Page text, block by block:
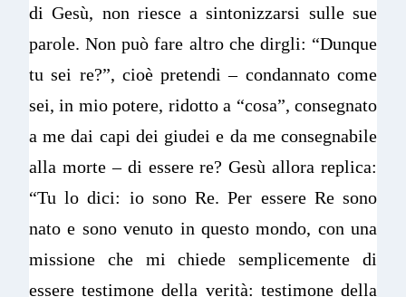
di Gesù, non riesce a sintonizzarsi sulle sue
parole. Non può fare altro che dirgli: “Dunque
tu sei re?”, cioè pretendi – condannato come
sei, in mio potere, ridotto a “cosa”, consegnato
a me dai capi dei giudei e da me consegnabile
alla morte – di essere re? Gesù allora replica:
“Tu lo dici: io sono Re. Per essere Re sono
nato e sono venuto in questo mondo, con una
missione che mi chiede semplicemente di
essere testimone della verità: testimone della